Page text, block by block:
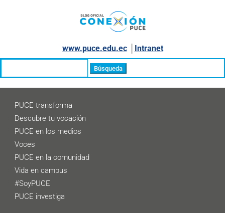
www.puce.edu.ec│ Intranet
PUCE transforma
Descubre tu vocación
PUCE en los medios
Voces
PUCE en la comunidad
Vida en campus
#SoyPUCE
PUCE investiga